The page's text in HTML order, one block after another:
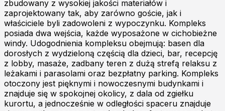
zbudowany z wysokiej jakości materiałów i
zaprojektowany tak, aby zarówno goście, jak i
właściciele byli zadowoleni z wypoczynku. Kompleks
posiada dwa wejścia, każde wyposażone w cichobieżne
windy. Udogodnienia kompleksu obejmują: basen dla
dorosłych z wydzieloną częścią dla dzieci, bar, recepcję
z lobby, masaże, zadbany teren z dużą strefą relaksu z
leżakami i parasolami oraz bezpłatny parking. Kompleks
otoczony jest pięknymi i nowoczesnymi budynkami i
znajduje się w spokojnej okolicy, z dala od zgiełku
kurortu, a jednocześnie w odległości spaceru znajduje